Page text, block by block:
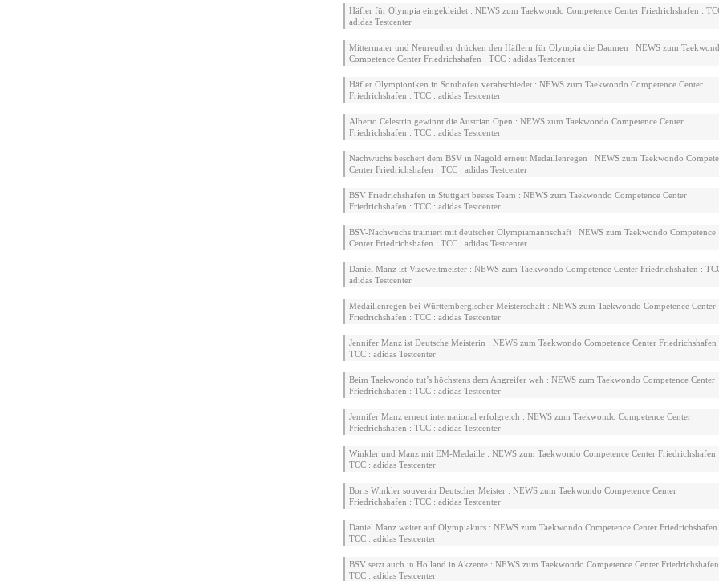
Häfler für Olympia eingekleidet : NEWS zum Taekwondo Competence Center Friedrichshafen :
adidas Testcenter
Mittermaier und Neureuther drücken den Häflern für Olympia die Daumen : NEWS zum
Competence Center Friedrichshafen : TCC : adidas Testcenter
Häfler Olympioniken in Sonthofen verabschiedet : NEWS zum Taekwondo Competence Center
Friedrichshafen : TCC : adidas Testcenter
Alberto Celestrin gewinnt die Austrian Open : NEWS zum Taekwondo Competence Center
Friedrichshafen : TCC : adidas Testcenter
Nachwuchs beschert dem BSV in Nagold erneut Medaillenregen : NEWS zum Taekwondo
Center Friedrichshafen : TCC : adidas Testcenter
BSV Friedrichshafen in Stuttgart bestes Team : NEWS zum Taekwondo Competence Center
Friedrichshafen : TCC : adidas Testcenter
BSV-Nachwuchs trainiert mit deutscher Olympiamannschaft : NEWS zum Taekwondo Competence
Center Friedrichshafen : TCC : adidas Testcenter
Daniel Manz ist Vizeweltmeister : NEWS zum Taekwondo Competence Center Friedrichshafen :
adidas Testcenter
Medaillenregen bei Württembergischer Meisterschaft : NEWS zum Taekwondo Competence Center
Friedrichshafen : TCC : adidas Testcenter
Jennifer Manz ist Deutsche Meisterin : NEWS zum Taekwondo Competence Center Friedrichshafen
TCC : adidas Testcenter
Beim Taekwondo tut’s höchstens dem Angreifer weh : NEWS zum Taekwondo Competence Center
Friedrichshafen : TCC : adidas Testcenter
Jennifer Manz erneut international erfolgreich : NEWS zum Taekwondo Competence Center
Friedrichshafen : TCC : adidas Testcenter
Winkler und Manz mit EM-Medaille : NEWS zum Taekwondo Competence Center Friedrichshafen :
TCC : adidas Testcenter
Boris Winkler souverän Deutscher Meister : NEWS zum Taekwondo Competence Center
Friedrichshafen : TCC : adidas Testcenter
Daniel Manz weiter auf Olympiakurs : NEWS zum Taekwondo Competence Center Friedrichshafen
TCC : adidas Testcenter
BSV setzt auch in Holland in Akzente : NEWS zum Taekwondo Competence Center
TCC : adidas Testcenter